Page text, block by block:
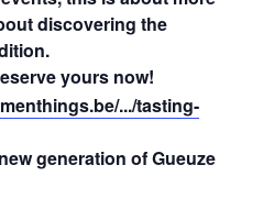
discovering the
yours now!
.../tasting-
generation of Gueuze